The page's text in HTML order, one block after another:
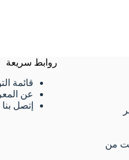
07 نوفمبر 2026 التوقيت من
روابط سريعة
قائمة
عن
إتصل بنا